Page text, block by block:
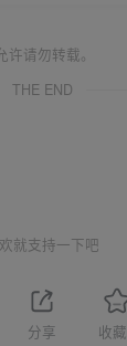
请勿转载。
THE END
就支持一下吧
分享 收藏